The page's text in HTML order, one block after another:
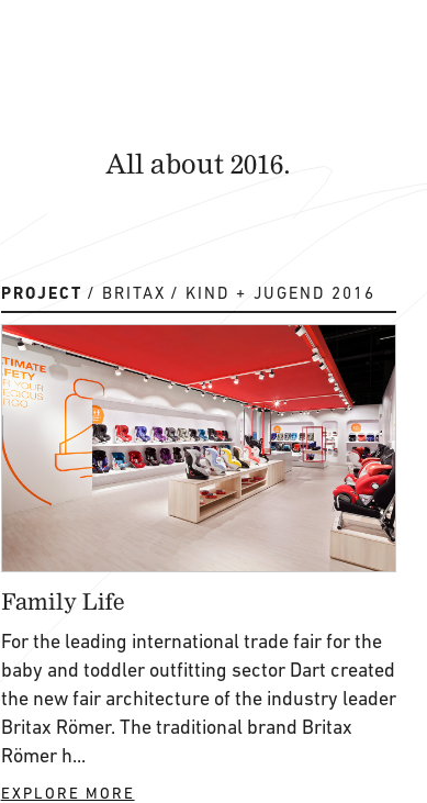
All about 2016.
PROJECT BRITAX KIND + JUGEND 2016
Family Life
For the leading international trade fair for the
baby and toddler outfitting sector Dart created
the new fair architecture of the industry leader
Britax Römer. The traditional brand Britax
Römer h...
EXPLORE MORE